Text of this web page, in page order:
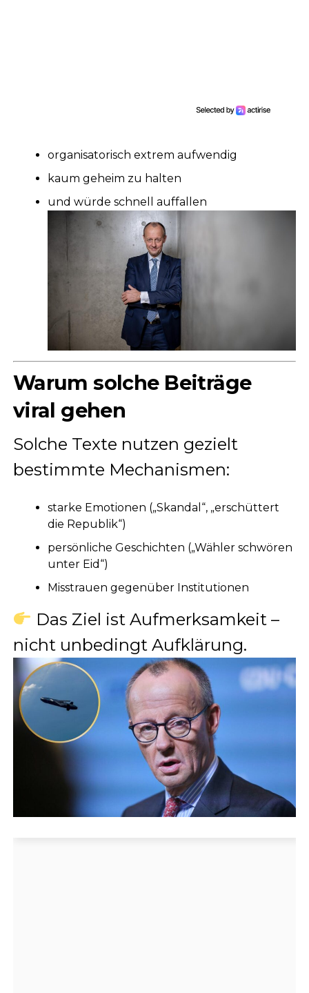
organisatorisch extrem aufwendig
kaum geheim zu halten
und würde schnell auffallen
Warum solche Beiträge
viral gehen
Solche Texte nutzen gezielt
bestimmte Mechanismen:
starke Emotionen („Skandal“, „erschüttert
die Republik“)
persönliche Geschichten („Wähler schwören
unter Eid“)
Misstrauen gegenüber Institutionen
Das Ziel ist Aufmerksamkeit –
nicht unbedingt Aufklärung.